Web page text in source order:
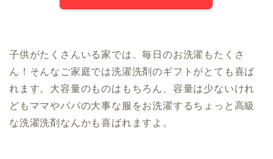
子供がたくさんいる家では、毎日のお洗濯もたくさ
ん！そんなご家庭では洗濯洗剤のギフトがとても喜ば
れます。大容量のものはもちろん、容量は少ないけれ
どもママやパパの大事な服をお洗濯するちょっと高級
な洗濯洗剤なんかも喜ばれますよ。